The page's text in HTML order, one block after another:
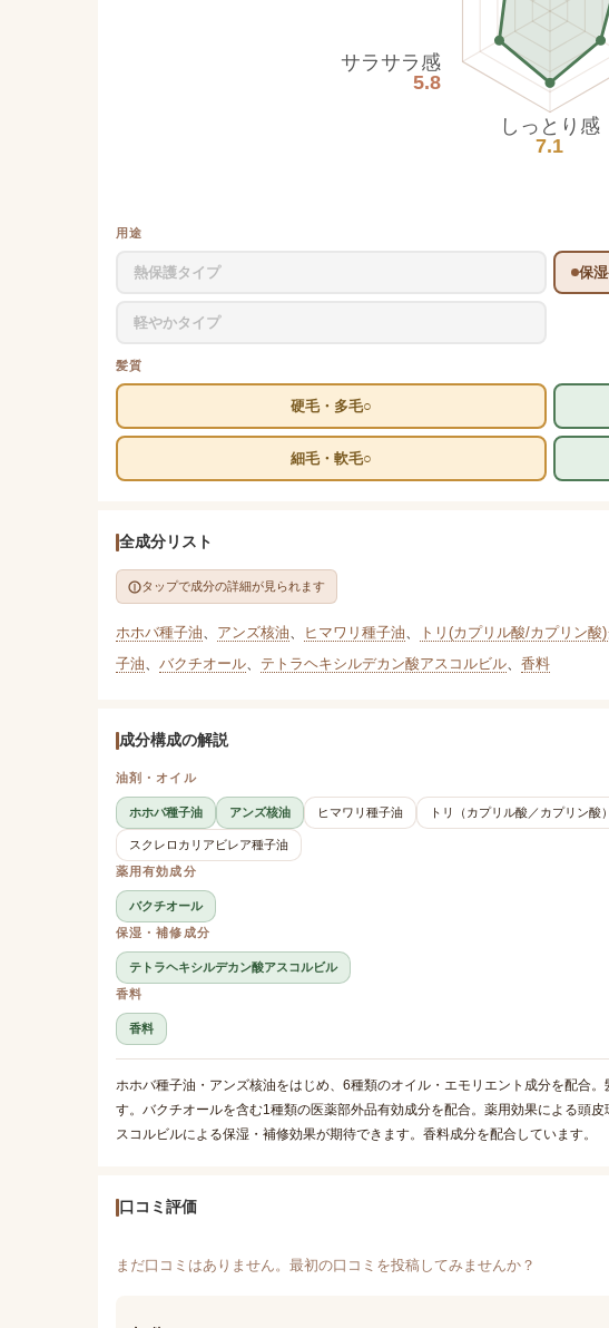
しっとり感
7.1
サラサラ感
5.8
用途
熱保護タイプ 保
軽やかタイプ
髪質
硬毛・多毛○
細毛・軟毛○
全成分リスト
タップで成分の詳細が見られます
ホホバ種子油、 アンズ核油、 ヒマワリ種子油、 トリ(カプリル酸/カプリン酸
子油、 バクチオール、 テトラヘキシルデカン酸アスコルビル、 香料
成分構成の解説
油剤・オイル
ホホバ種子油 アンズ核油 ヒマワリ種子油 トリ（カプリル酸／カプリン酸
スクレロカリアビレア種子油
薬用有効成分
バクチオール
保湿・補修成分
テトラヘキシルデカン酸アスコルビル
香料
香料
ホホバ種子油・アンズ核油をはじめ、6種類のオイル・エモリエント成分を配合
す。バクチオールを含む1種類の医薬部外品有効成分を配合。薬用効果による頭
スコルビルによる保湿・補修効果が期待できます。香料成分を配合しています。
口コミ評価
まだ口コミはありません。最初の口コミを投稿してみませんか？